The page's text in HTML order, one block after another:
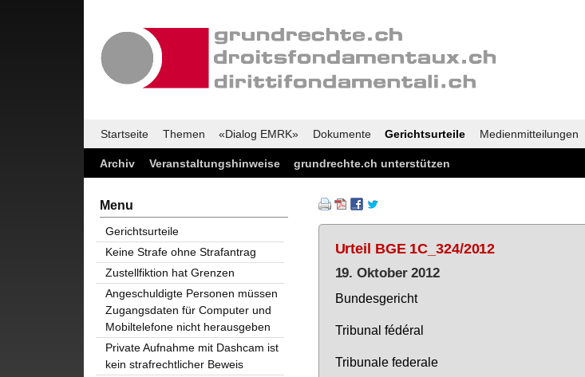
Startseite Themen «Dialog EMRK» Dokumente Gerichtsurteile Medienmitteilungen
Archiv Veranstaltungshinweise grundrechte.ch unterstützen
Urteil BGE 1C_324/2012
19. Oktober 2012
Bun­des­ge­richt
Tri­bu­nal fédéral
Tri­bu­na­le fe­dera­le
Menu
Gerichtsurteile
Keine Strafe ohne Strafantrag
Zustellfiktion hat Grenzen
Angeschuldigte Personen müssen
Zugangsdaten für Computer und
Mobiltelefone nicht herausgeben
Private Aufnahme mit Dashcam ist
kein strafrechtlicher Beweis